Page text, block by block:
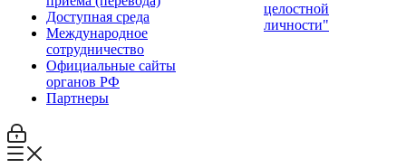
Доступная среда
Международное
сотрудничество
Официальные сайты
органов РФ
Партнеры
целостной
личности"